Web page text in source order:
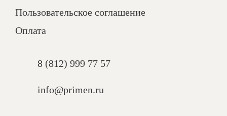
Пользовательское соглашение
Оплата
8 (812) 999 77 57
info@primen.ru